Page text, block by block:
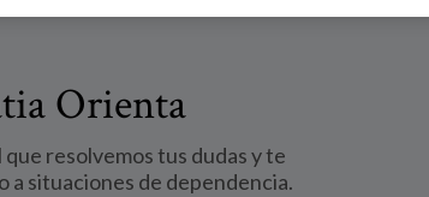
Orienta
resolvemos tus dudas y te
a situaciones de dependencia.